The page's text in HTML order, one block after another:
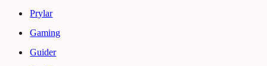
Prylar
Gaming
Guider